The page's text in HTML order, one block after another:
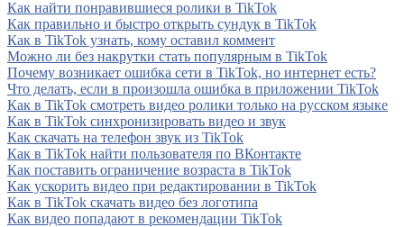
Как найти понравившиеся ролики в TikTok
Как правильно и быстро открыть сундук в TikTok
Как в TikTok узнать, кому оставил коммент
Можно ли без накрутки стать популярным в TikTok
Почему возникает ошибка сети в TikTok, но интернет есть?
Что делать, если в произошла ошибка в приложении TikTok
Как в TikTok смотреть видео ролики только на русском языке
Как в TikTok синхронизировать видео и звук
Как скачать на телефон звук из TikTok
Как в TikTok найти пользователя по ВКонтакте
Как поставить ограничение возраста в TikTok
Как ускорить видео при редактировании в TikTok
Как в TikTok скачать видео без логотипа
Как видео попадают в рекомендации TikTok